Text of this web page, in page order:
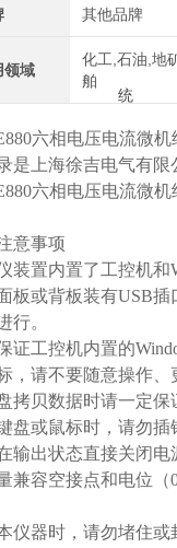
其他品牌
领域
化工,石油,地
舶
六相电压电流微
是上海徐吉电气有
六相电压电流微
意事项
装置内置了工控机和
板或背板装有USB
行。
证工控机内置的
，请不要随意操作
拷贝数据时请一定
盘或鼠标时，请勿插
输出状态直接关闭
兼容空接点和电位
仪器时，请勿堵住